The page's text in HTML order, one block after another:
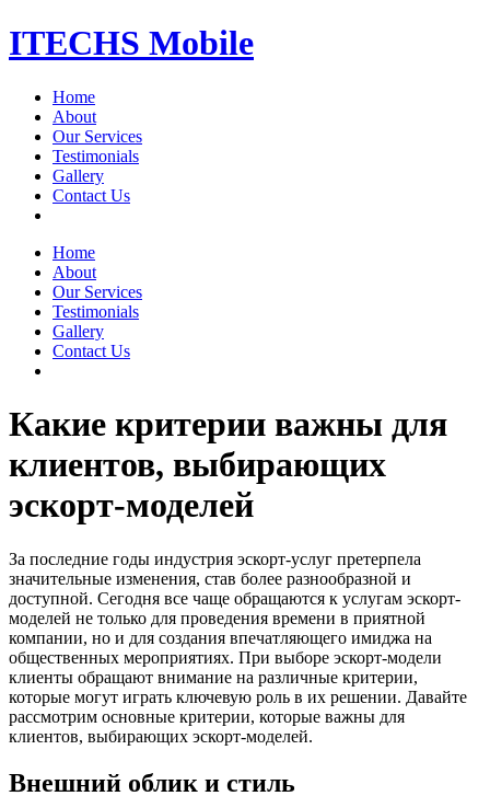
Skip
to
ITECHS Mobile
Home
About
Our Services
Testimonials
Gallery
Contact Us
Menu
Home
About
Our Services
Testimonials
Gallery
Contact Us
Какие критерии важны для
клиентов, выбирающих
эскорт-моделей
За последние годы индустрия эскорт-услуг претерпела
значительные изменения, став более разнообразной и
доступной. Сегодня все чаще обращаются к услугам эскорт-
моделей не только для проведения времени в приятной
компании, но и для создания впечатляющего имиджа на
общественных мероприятиях. При выборе эскорт-модели
клиенты обращают внимание на различные критерии,
которые могут играть ключевую роль в их решении. Давайте
рассмотрим основные критерии, которые важны для
клиентов, выбирающих эскорт-моделей.
Внешний облик и стиль